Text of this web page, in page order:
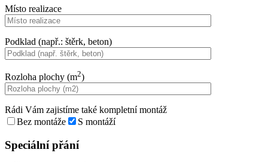
Místo realizace
Podklad (např.: štěrk, beton)
Rozloha plochy (m2)
Rádi Vám zajistíme také kompletní montáž
Bez montáže
S montáží
Speciální přání